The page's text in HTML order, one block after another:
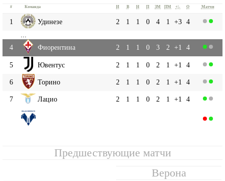
# Команда И В Н П ЗМ ПМ +|- О Матчи
1 Удинезе 2 1 1 0 4 1 +3 4
4
Фиорентина 2 1 1 0 3 2 +1 4
5 Ювентус 2 1 1 0 2 1 +1 4
6 Торино 2 1 1 0 2 1 +1 4
7 Лацио 2 1 1 0 2 1 +1 4
Предшествующие матчи
Верона